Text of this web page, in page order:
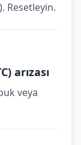
Resetleyin.
arızası
veya